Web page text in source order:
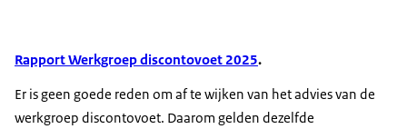
Rapport Werkgroep discontovoet 2025.
Er is geen goede reden om af te wijken van het advies van de
werkgroep discontovoet. Daarom gelden dezelfde